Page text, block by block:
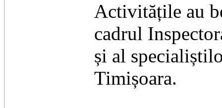
Activitățile au
cadrul
și al
Timișoara.